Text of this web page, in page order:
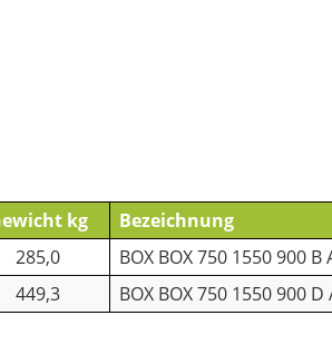
kg
Bezeichnung
285,0
BOX BOX 750 1550 900 B
449,3
BOX BOX 750 1550 900 D